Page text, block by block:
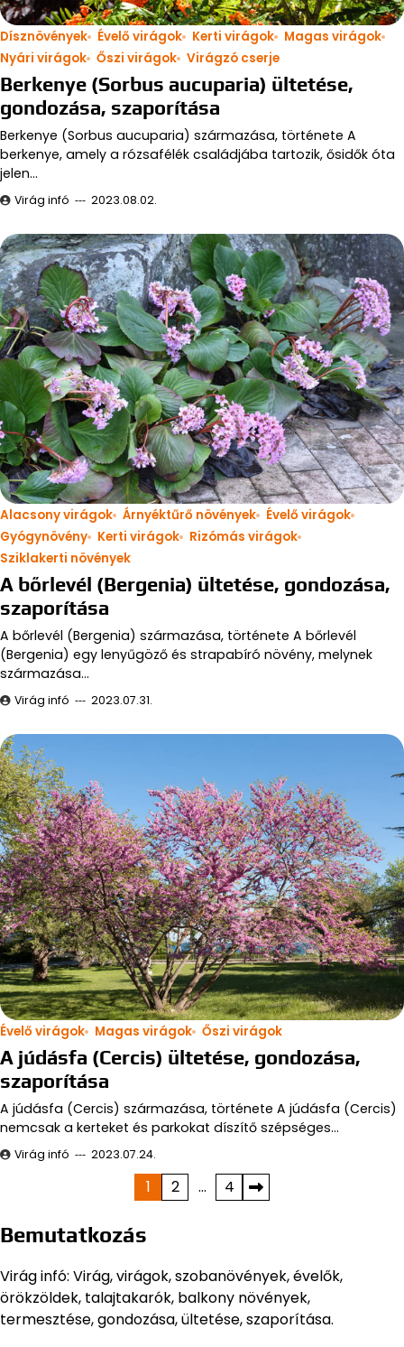
Dísznövények Évelő virágok Kerti virágok
Magas virágok
Nyári virágok Őszi virágok Virágzó cserje
Berkenye (Sorbus aucuparia) ültetése,
gondozása, szaporítása
Berkenye (Sorbus aucuparia) származása, története A
berkenye, amely a rózsafélék családjába tartozik, ősidők óta
jelen…
Virág infó 2023.08.02.
Alacsony virágok Árnyéktűrő növények
Évelő virágok
Gyógynövény
Kerti virágok
Rizómás virágok
Sziklakerti növények
A bőrlevél (Bergenia) ültetése, gondozása,
szaporítása
A bőrlevél (Bergenia) származása, története A bőrlevél
(Bergenia) egy lenyűgöző és strapabíró növény, melynek
származása…
Virág infó 2023.07.31.
Évelő virágok Magas virágok Őszi virágok
A júdásfa (Cercis) ültetése, gondozása,
szaporítása
A júdásfa (Cercis) származása, története A júdásfa (Cercis)
nemcsak a kerteket és parkokat díszítő szépséges…
Virág infó 2023.07.24.
lapozása
1 2 … 4
Bemutatkozás
Virág infó: Virág, virágok, szobanövények, évelők,
örökzöldek, talajtakarók, balkony növények,
termesztése, gondozása, ültetése, szaporítása.